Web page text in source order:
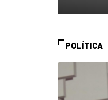
POLÍTICA